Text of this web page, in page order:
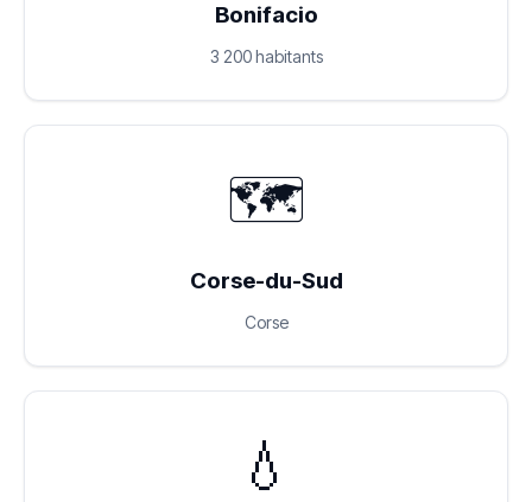
Bonifacio
3 200 habitants
🗺️
Corse-du-Sud
Corse
💧